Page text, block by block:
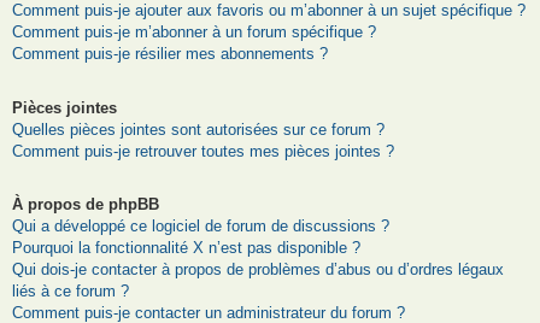
Comment puis-je ajouter aux favoris ou m’abonner à un sujet spécifique ?
Comment puis-je m’abonner à un forum spécifique ?
Comment puis-je résilier mes abonnements ?
Pièces jointes
Quelles pièces jointes sont autorisées sur ce forum ?
Comment puis-je retrouver toutes mes pièces jointes ?
À propos de phpBB
Qui a développé ce logiciel de forum de discussions ?
Pourquoi la fonctionnalité X n’est pas disponible ?
Qui dois-je contacter à propos de problèmes d’abus ou d’ordres légaux
liés à ce forum ?
Comment puis-je contacter un administrateur du forum ?